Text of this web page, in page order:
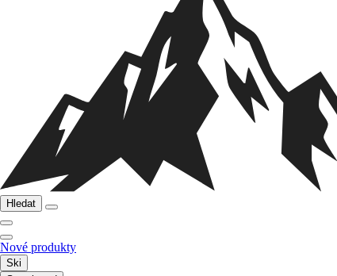
Hledat
Nové produkty
Ski